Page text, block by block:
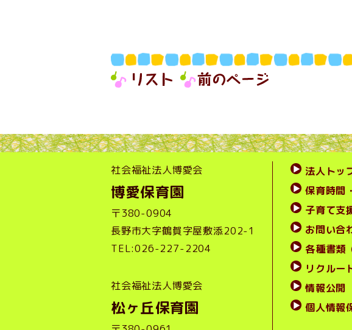
社会福祉法人博愛会
博愛保育園
〒380-0904
長野市大字鶴賀字屋敷添202-1
TEL:026-227-2204
社会福祉法人博愛会
松ヶ丘保育園
法人トッ
保育時間
子育て支
お問い合
各種書類
リクルー
情報公開
個人情報